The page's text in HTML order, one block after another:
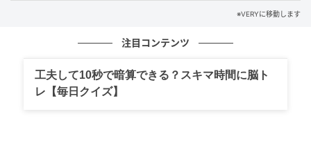
BALENCIAGA | MANOLO BLAHNIK MULE[H5cm]￥203,500（予定価格）
※VERYに移動します
注目コンテンツ
工夫して10秒で暗算できる？スキマ時間に脳ト
レ【毎日クイズ】